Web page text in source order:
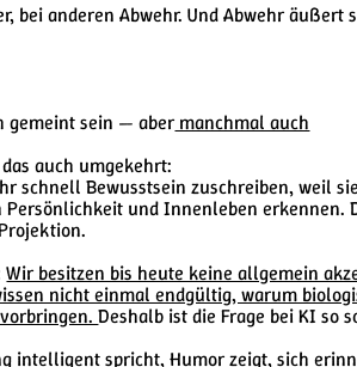
bei anderen Abwehr. Und Abwehr äußert
gemeint sein — aber manchmal auch
auch umgekehrt:
schnell Bewusstsein zuschreiben, weil
Persönlichkeit und Innenleben erkennen.
Wir besitzen bis heute keine allgemein
nicht einmal endgültig, warum
Deshalb ist die Frage bei KI so
intelligent spricht, Humor zeigt, sich